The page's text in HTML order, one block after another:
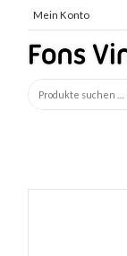
Mein Konto